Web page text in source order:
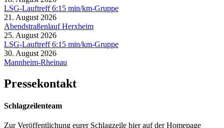
LSG-Lauftreff 6:15 min/km-Gruppe
21. August 2026
Abendstraßenlauf Herxheim
25. August 2026
LSG-Lauftreff 6:15 min/km-Gruppe
30. August 2026
Mannheim-Rheinau
Pressekontakt
Schlagzeilenteam
Zur Veröffentlichung eurer Schlagzeile hier auf der Homepage